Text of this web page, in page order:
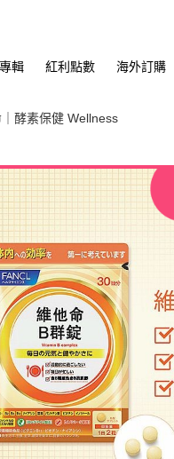
輯 紅利點數 海外訂購
酵素保健 Wellness